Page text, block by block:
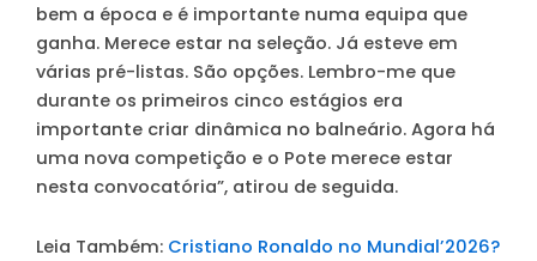
bem a época e é importante numa equipa que
ganha. Merece estar na seleção. Já esteve em
várias pré-listas. São opções. Lembro-me que
durante os primeiros cinco estágios era
importante criar dinâmica no balneário. Agora há
uma nova competição e o Pote merece estar
nesta convocatória”, atirou de seguida.
Leia Também: Cristiano Ronaldo no Mundial’2026?